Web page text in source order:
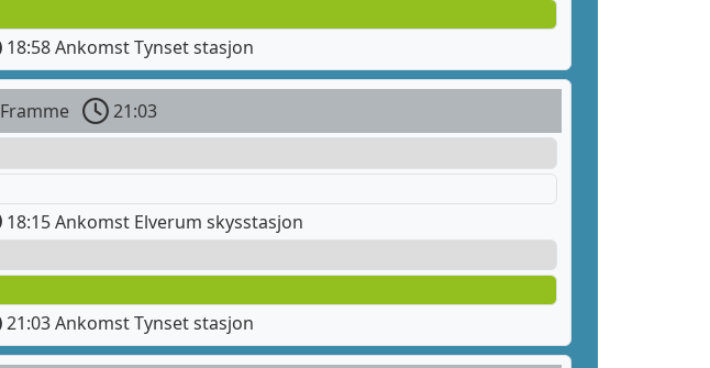
18:58 Ankomst Tynset stasjon
Framme
21:03
18:15 Ankomst Elverum skysstasjon
21:03 Ankomst Tynset stasjon